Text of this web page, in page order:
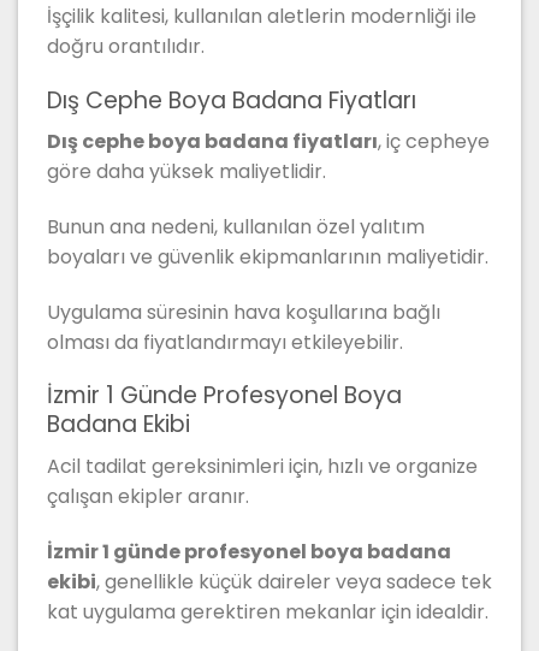
İşçilik kalitesi, kullanılan aletlerin modernliği ile
doğru orantılıdır.
Dış Cephe Boya Badana Fiyatları
Dış cephe boya badana fiyatları, iç cepheye
göre daha yüksek maliyetlidir.
Bunun ana nedeni, kullanılan özel yalıtım
boyaları ve güvenlik ekipmanlarının maliyetidir.
Uygulama süresinin hava koşullarına bağlı
olması da fiyatlandırmayı etkileyebilir.
İzmir 1 Günde Profesyonel Boya
Badana Ekibi
Acil tadilat gereksinimleri için, hızlı ve organize
çalışan ekipler aranır.
İzmir 1 günde profesyonel boya badana
ekibi, genellikle küçük daireler veya sadece tek
kat uygulama gerektiren mekanlar için idealdir.